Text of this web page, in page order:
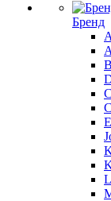
Бренд